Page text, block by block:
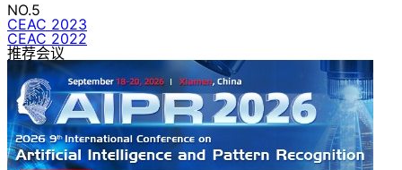
NO.5
CEAC 2023
CEAC 2022
推荐会议